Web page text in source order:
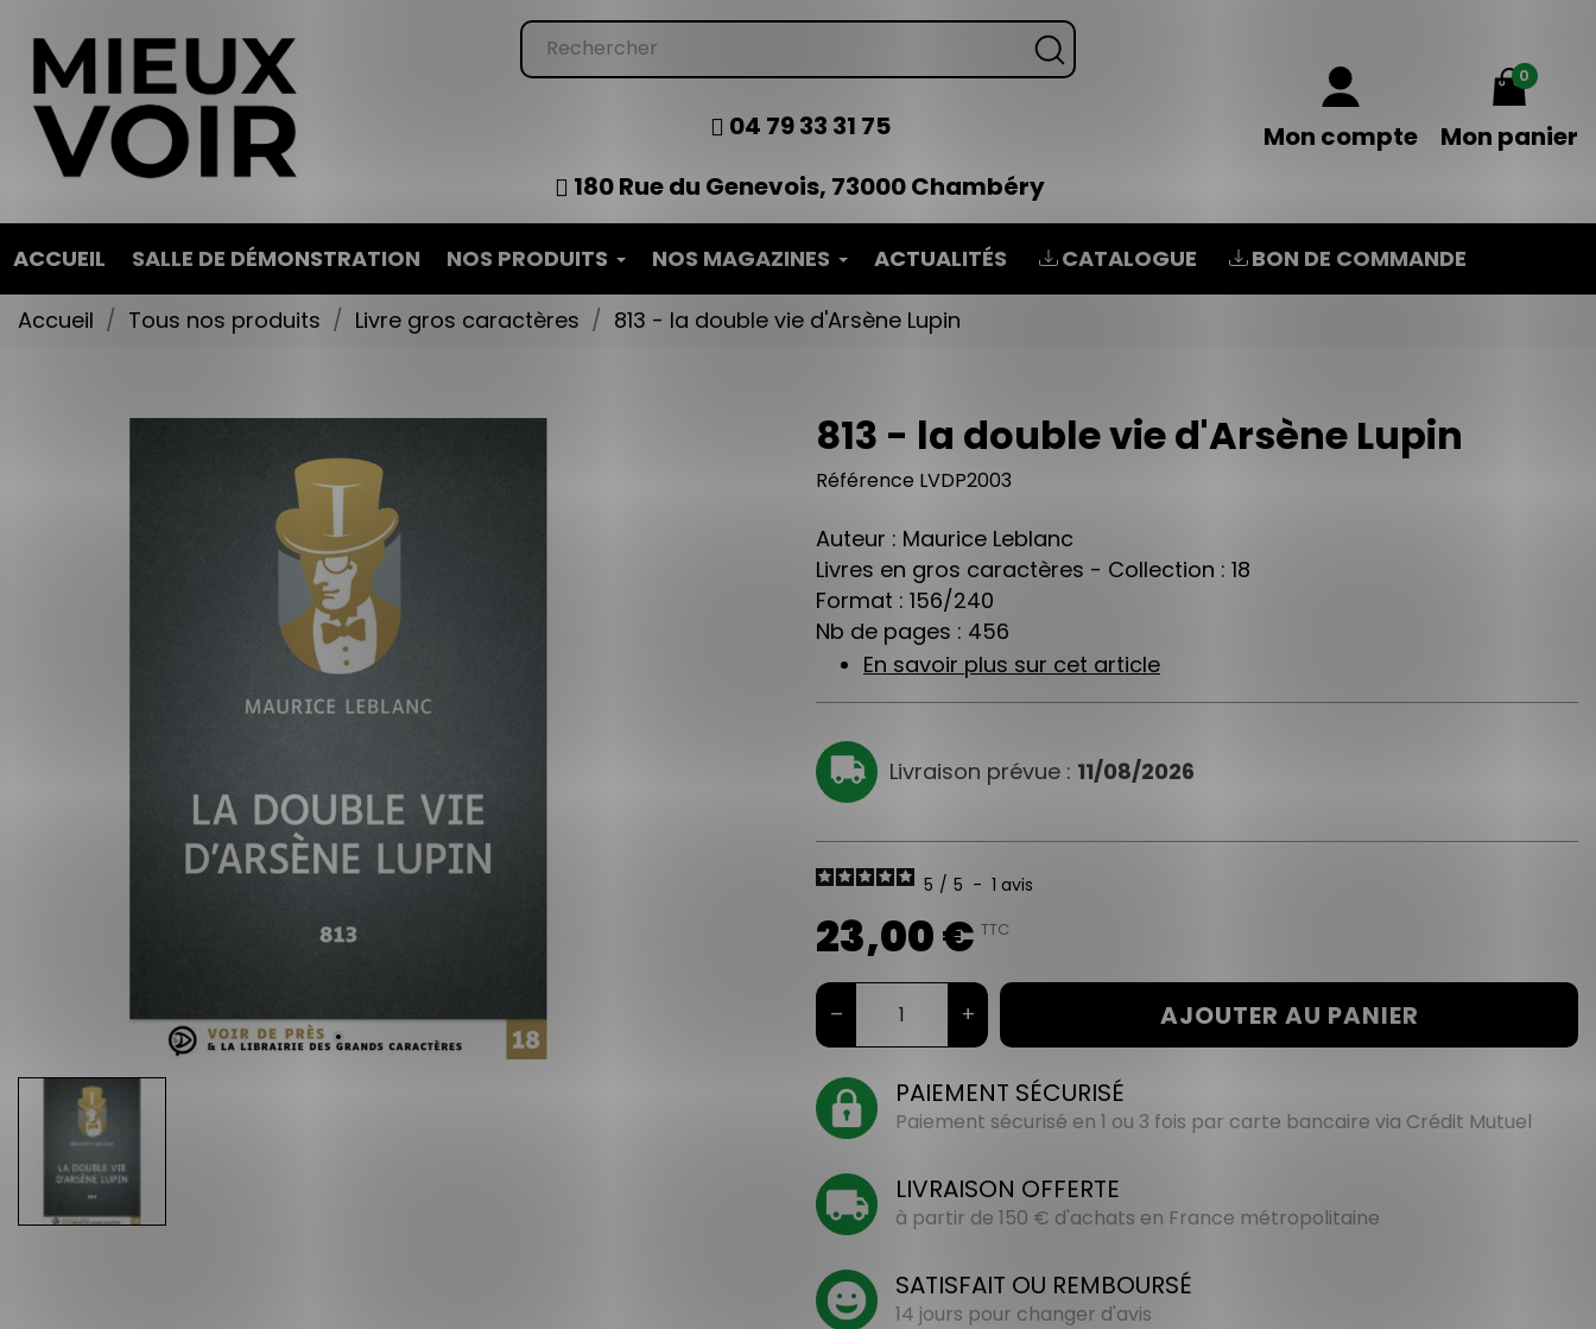
04 79 33 31 75
180 Rue du Genevois, 73000 Chambéry
Mon compte
0
Mon panier
ACCUEIL SALLE DE DÉMONSTRATION NOS PRODUITS NOS MAGAZINES ACTUALITÉS CATALOGUE BON DE COMMANDE
Accueil Tous nos produits Livre gros caractères 813 - la double vie d'Arsène Lupin
813 - la double vie d'Arsène Lupin
Référence LVDP2003
Auteur : Maurice Leblanc
Livres en gros caractères - Collection : 18
Format : 156/240
Nb de pages : 456
En savoir plus sur cet article
Livraison prévue : 11/08/2026
5 / 5 - 1 avis
23,00 € TTC
– + AJOUTER AU PANIER
PAIEMENT SÉCURISÉ
Paiement sécurisé en 1 ou 3 fois par carte bancaire via Crédit Mutuel
LIVRAISON OFFERTE
à partir de 150 € d'achats en France métropolitaine
SATISFAIT OU REMBOURSÉ
14 jours pour changer d'avis